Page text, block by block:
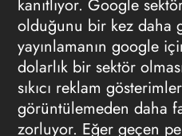
kanıtlıyor. Google
olduğunu bir kez daha
yayınlamanın google
dolarlık bir sektör
sıkıcı reklam
görüntülemeden daha
zorluyor. Eğer geçen